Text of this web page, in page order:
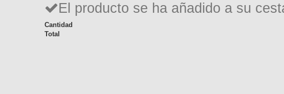
El producto se ha añadido a su
Cantidad
Total